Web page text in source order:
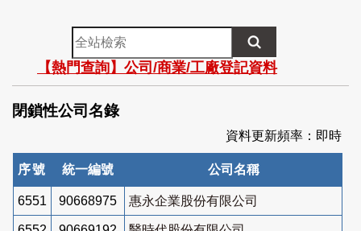
全
站
檢
索
【熱門查詢】公司/商業/工廠登記資料
閉鎖性公司名錄
資料更新頻率：即時
序號 統一編號 公司名稱
6551 90668975 惠永企業股份有限公司